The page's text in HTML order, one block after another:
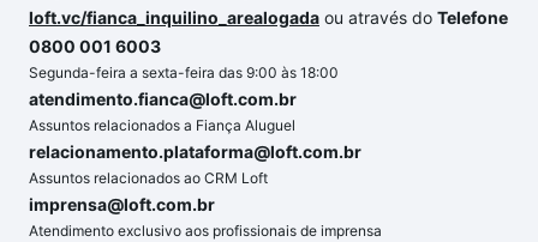
loft.vc/fianca_inquilino_arealogada ou através do Telefone
0800 001 6003
Segunda-feira a sexta-feira das 9:00 às 18:00
atendimento.fianca@loft.com.br
Assuntos relacionados a Fiança Aluguel
relacionamento.plataforma@loft.com.br
Assuntos relacionados ao CRM Loft
imprensa@loft.com.br
Atendimento exclusivo aos profissionais de imprensa